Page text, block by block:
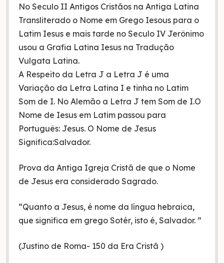
No Seculo II Antigos Cristãos na Antiga Latina
Transliterado o Nome em Grego Iesous para o
Latim Iesus e mais tarde no Seculo IV Jerônimo
usou a Grafia Latina Iesus na Tradução
Vulgata Latina.
A Respeito da Letra J a Letra J é uma
Variação da Letra Latina I e tinha no Latim
Som de I. No Alemão a Letra J tem Som de I.O
Nome de Iesus em Latim passou para
Português: Jesus. O Nome de Jesus
Significa:Salvador.
Prova da Antiga Igreja Cristã de que o Nome
de Jesus era considerado Sagrado.
“Quanto a Jesus, é nome da língua hebraica,
que significa em grego Sotér, isto é, Salvador. ”
(Justino de Roma- 150 da Era Cristã )